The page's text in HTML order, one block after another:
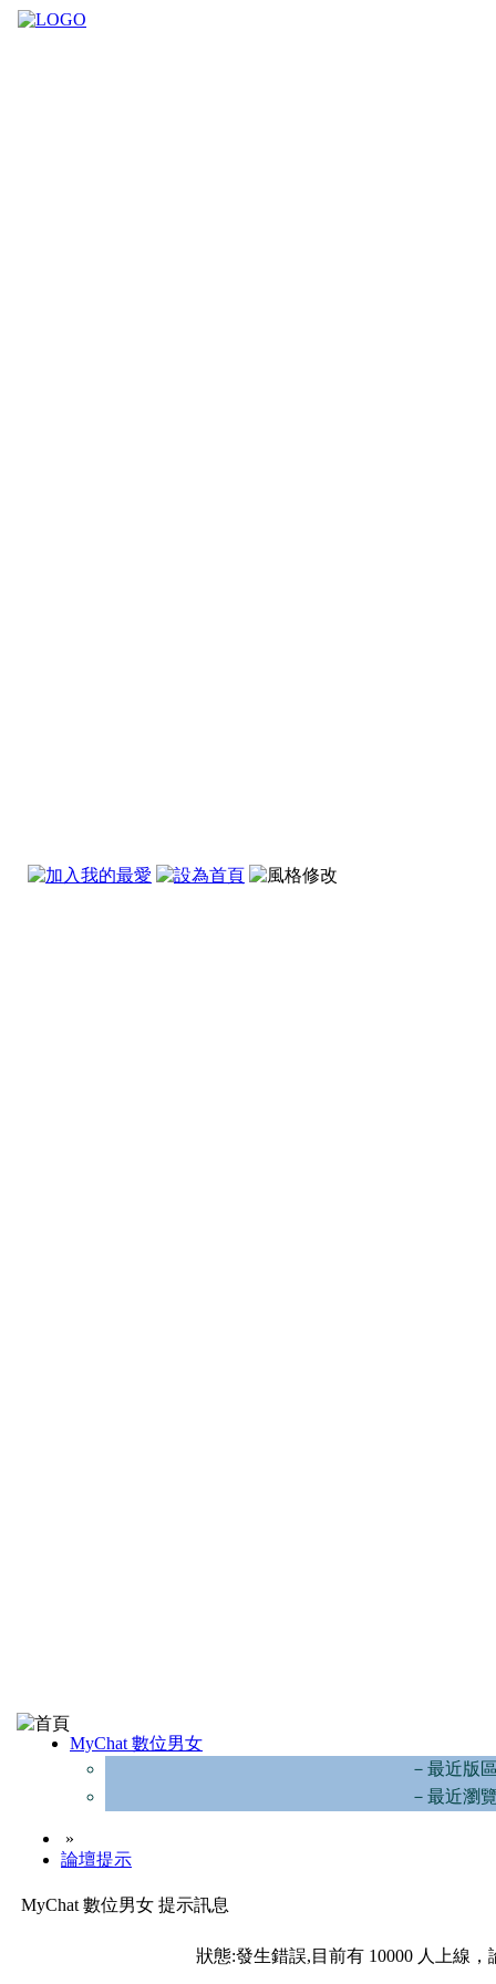
MyChat 數位男女
－最近版
－最近瀏
»
論壇提示
MyChat 數位男女 提示訊息
狀態:發生錯誤,目前有 10000 人上線